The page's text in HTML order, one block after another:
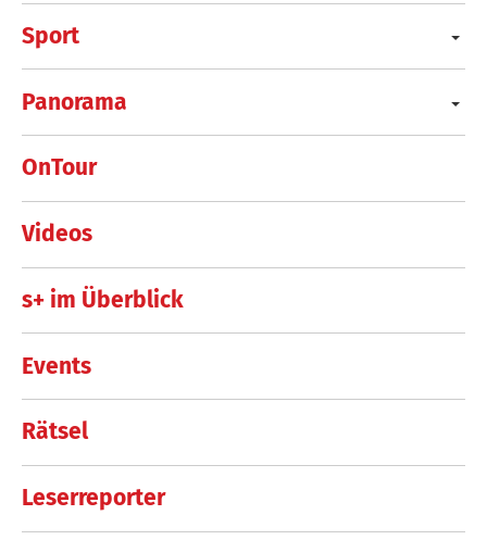
Sport
Panorama
OnTour
Videos
s+ im Überblick
Events
Rätsel
Leserreporter